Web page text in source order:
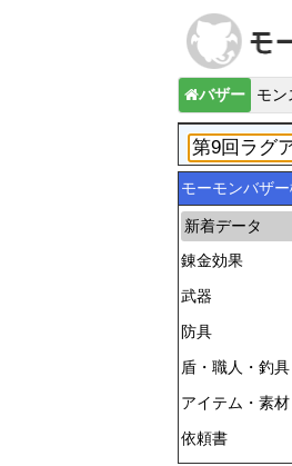
バザー モン
モーモンバザ
新着データ
錬金効果
武器
防具
盾・職人・釣具
アイテム・素材
依頼書